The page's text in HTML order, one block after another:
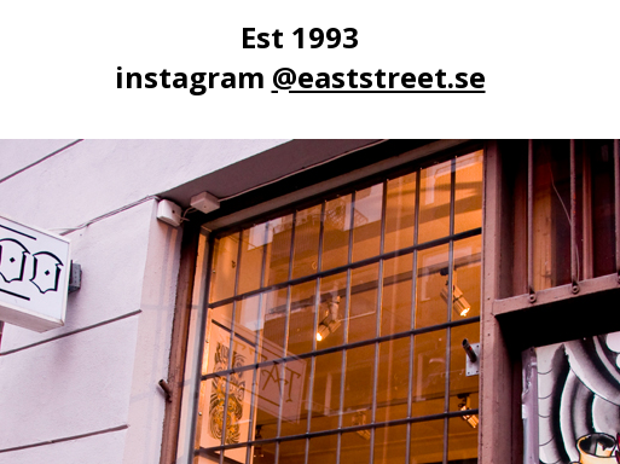
Est 1993
instagram @eaststreet.se